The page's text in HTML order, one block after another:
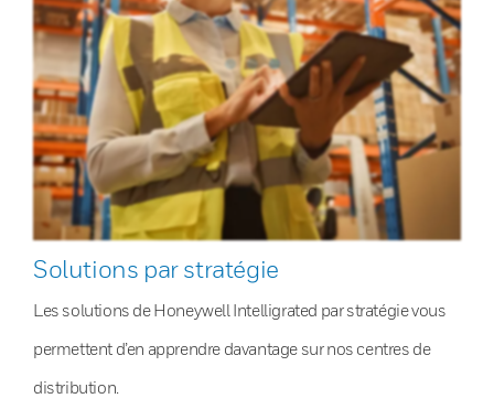
Solutions par stratégie
Les solutions de Honeywell Intelligrated par stratégie vous
permettent d’en apprendre davantage sur nos centres de
distribution.